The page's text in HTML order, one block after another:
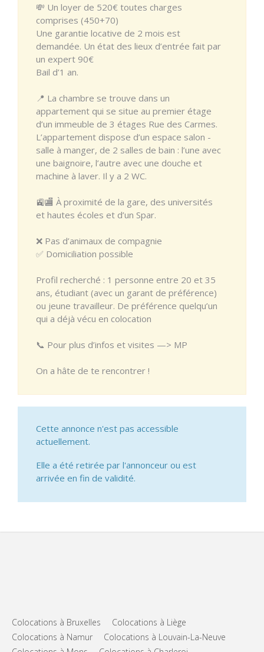
💸 Un loyer de 520€ toutes charges
comprises (450+70)
Une garantie locative de 2 mois est
demandée. Un état des lieux d’entrée fait par
un expert 90€
Bail d’1 an.
📍 La chambre se trouve dans un
appartement qui se situe au premier étage
d’un immeuble de 3 étages Rue des Carmes.
L’appartement dispose d’un espace salon -
salle à manger, de 2 salles de bain : l’une avec
une baignoire, l’autre avec une douche et
machine à laver. Il y a 2 WC.
🚉🏬 À proximité de la gare, des universités
et hautes écoles et d’un Spar.
❌ Pas d’animaux de compagnie
✅ Domiciliation possible
Profil recherché : 1 personne entre 20 et 35
ans, étudiant (avec un garant de préférence)
ou jeune travailleur. De préférence quelqu’un
qui a déjà vécu en colocation
📞 Pour plus d’infos et visites —> MP
On a hâte de te rencontrer !
Cette annonce n'est pas accessible
actuellement.
Elle a été retirée par l'annonceur ou est
arrivée en fin de validité.
Colocations à Bruxelles
Colocations à Liège
Colocations à Namur
Colocations à Louvain-La-Neuve